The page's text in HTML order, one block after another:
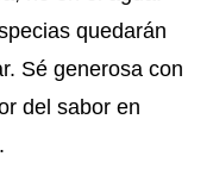
quedarán
Sé generosa con
del sabor en